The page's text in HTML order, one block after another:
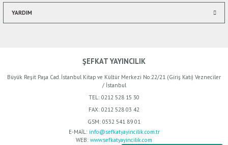
YARDIM
ŞEFKAT YAYINCILIK
Büyük Reşit Paşa Cad. İstanbul Kitap ve Kültür Merkezi No:22/21 (Giriş Katı) Vezneciler
/ İstanbul
TEL: 0212 528 15 30
FAX: 0212 528 03 42
GSM: 0532 541 89 01
E-MAİL: info@sefkatyayincilik.com.tr
WEB: www.sefkatyayincilik.com